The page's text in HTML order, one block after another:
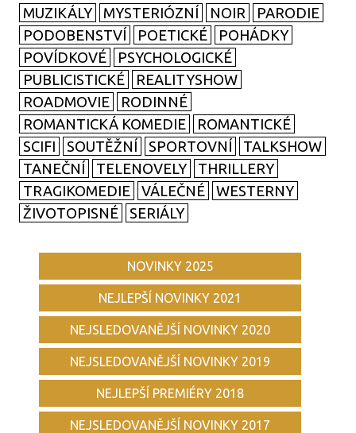
MUZIKÁLY
MYSTERIÓZNÍ NOIR
PARODIE
PODOBENSTVÍ
POETICKÉ
POHÁDKY
POVÍDKOVÉ
PSYCHOLOGICKÉ
PUBLICISTICKÉ
REALITYSHOW
ROADMOVIE
RODINNÉ
ROMANTICKÁ KOMEDIE
ROMANTICKÉ
SCIFI
SOUTĚŽNÍ SPORTOVNÍ
TALKSHOW
TANEČNÍ
TELENOVELY
THRILLERY
TRAGIKOMEDIE
VÁLEČNÉ
WESTERNY
ŽIVOTOPISNÉ
SERIÁLY
NOVINKY 2025
NEJLEPŠÍ NOVINKY 2021
NEJSLEDOVANĚJŠÍ NOVINKY 2020
NEJSLEDOVANĚJŠÍ NOVINKY 2019
NEJLEPŠÍ PREMIÉRY 2018
NEJSLEDOVANĚJŠÍ NOVINKY 2017